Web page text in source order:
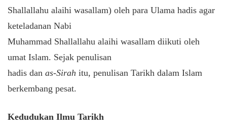
Shallallahu alaihi wasallam) oleh para Ulama hadis agar
keteladanan Nabi
Muhammad Shallallahu alaihi wasallam diikuti oleh
umat Islam. Sejak penulisan
hadis dan as-Sirah itu, penulisan Tarikh dalam Islam
berkembang pesat.
Kedudukan Ilmu Tarikh